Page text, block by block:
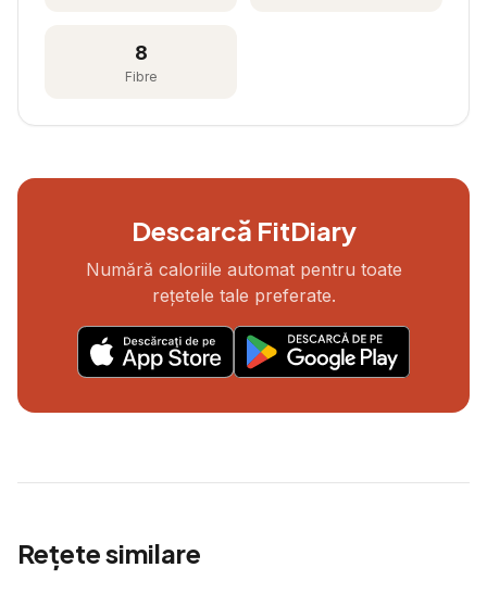
8
Fibre
Descarcă FitDiary
Numără caloriile automat pentru toate
rețetele tale preferate.
Rețete similare